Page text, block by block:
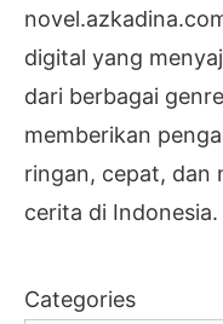
digital yang
dari berbagai
memberikan
ringan, cepat, dan
cerita di Indonesia.
Categories